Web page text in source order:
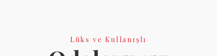
Lüks ve Kullanışlı